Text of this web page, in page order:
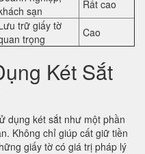
sạn
Rất cao
trữ giấy tờ
trọng
Cao
Két Sắt
dụng két sắt như một phần
Không chỉ giúp cất giữ tiền
giấy tờ có giá trị pháp lý